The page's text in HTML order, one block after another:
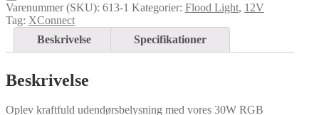
Varenummer (SKU): 613-1 Kategorier: Flood Light, 12V
Tag: XConnect
Beskrivelse
Specifikationer
Beskrivelse
Oplev kraftfuld udendørsbelysning med vores 30W RGB